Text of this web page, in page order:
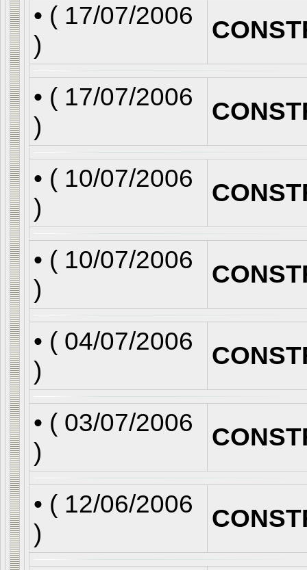
• ( 17/07/2006
)
• ( 17/07/2006
)
• ( 10/07/2006
)
• ( 10/07/2006
)
• ( 04/07/2006
)
• ( 03/07/2006
)
• ( 12/06/2006
)